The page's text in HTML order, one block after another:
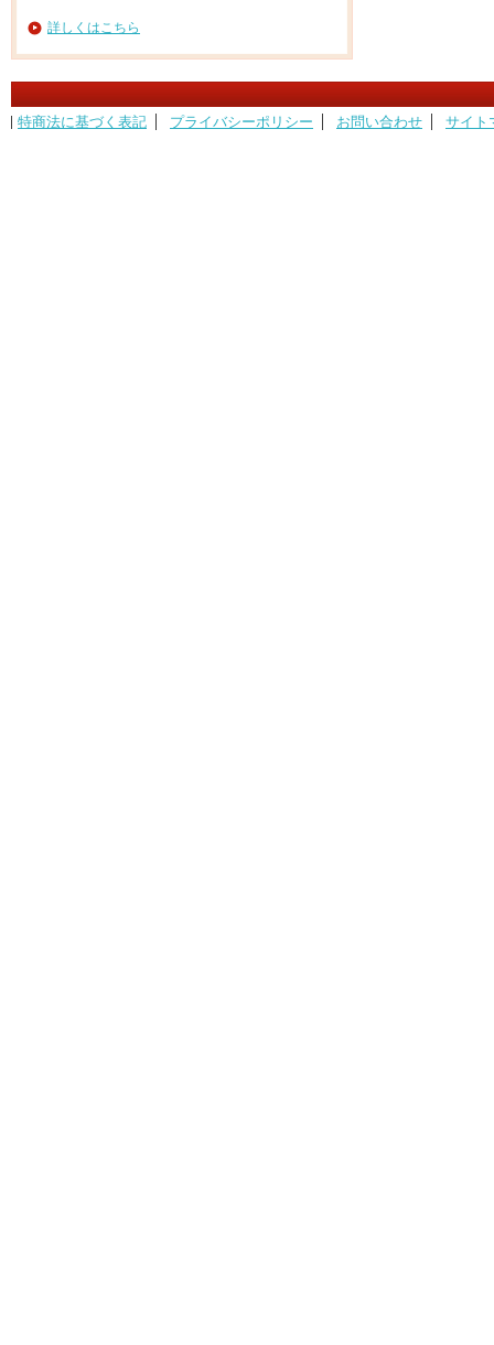
詳しくはこちら
特商法に基づく表記 プライバシーポリシー お問い合わせ サイト